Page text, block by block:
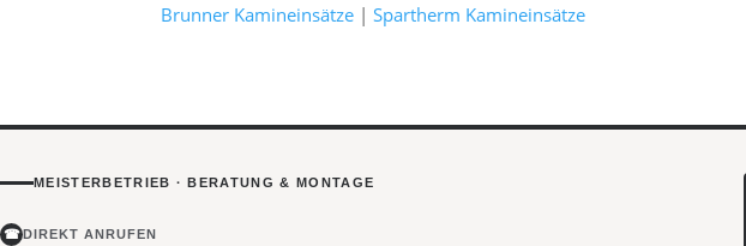
Brunner Kamineinsätze |Spartherm Kamineinsätze
MEISTERBETRIEB · BERATUNG & MONTAGE
☎ DIREKT ANRUFEN